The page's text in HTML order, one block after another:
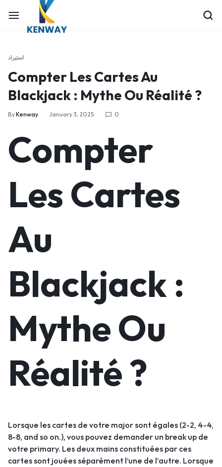
استيراد
Compter Les Cartes Au
Blackjack : Mythe Ou Réalité ?
ByKenway January 3, 2025 0
Compter
Les Cartes
Au
Blackjack :
Mythe Ou
Réalité ?
Lorsque les cartes de votre major sont égales (2-2, 4-4,
8-8, and so on.), vous pouvez demander un break up de
votre primary. Les deux mains constituées par ces
cartes sont jouées séparément l’une de l’autre. Lorsque